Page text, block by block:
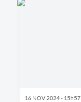
16 NOV 2024 - 15h57